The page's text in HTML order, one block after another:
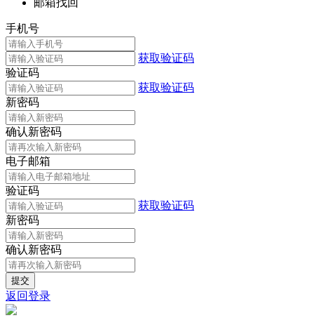
邮箱找回
手机号
获取验证码
验证码
获取验证码
新密码
确认新密码
电子邮箱
验证码
获取验证码
新密码
确认新密码
返回登录